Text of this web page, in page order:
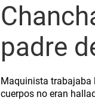
padre
Maquinista trabajaba
cuerpos no eran